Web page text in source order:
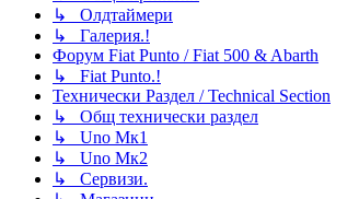
↳ Олдтаймери
↳ Галерия.!
Форум Fiat Punto / Fiat 500 & Abarth
↳ Fiat Punto.!
Технически Раздел / Technical Section
↳ Общ технически раздел
↳ Uno Мк1
↳ Uno Мк2
↳ Сервизи.